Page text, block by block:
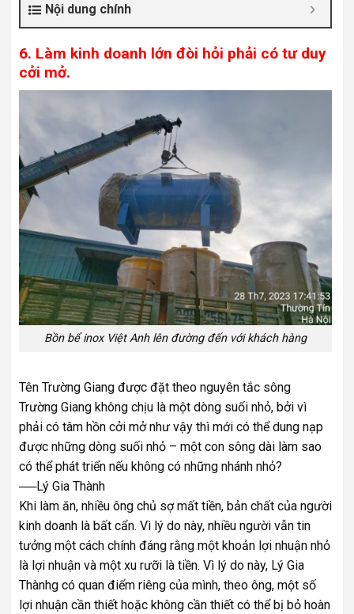
Nội dung chính
6. Làm kinh doanh lớn đòi hỏi phải có tư duy
cởi mở.
Bồn bể inox Việt Anh lên đường đến với khách hàng
Tên Trường Giang được đặt theo nguyên tắc sông
Trường Giang không chịu là một dòng suối nhỏ, bởi vì
phải có tâm hồn cởi mở như vậy thì mới có thể dung nạp
được những dòng suối nhỏ – một con sông dài làm sao
có thể phát triển nếu không có những nhánh nhỏ?
──Lý Gia Thành
Khi làm ăn, nhiều ông chủ sợ mất tiền, bản chất của người
kinh doanh là bất cẩn. Vì lý do này, nhiều người vẫn tin
tưởng một cách chính đáng rằng một khoản lợi nhuận nhỏ
là lợi nhuận và một xu rưỡi là tiền. Vì lý do này, Lý Gia
Thànhg có quan điểm riêng của mình, theo ông, một số
lợi nhuận cần thiết hoặc không cần thiết có thể bị bỏ hoàn